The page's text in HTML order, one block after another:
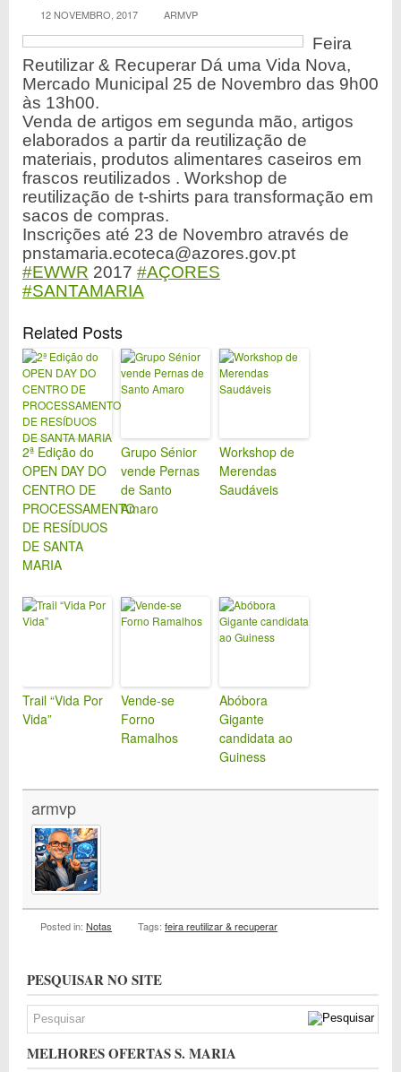
12 NOVEMBRO, 2017 ARMVP
Feira
Reutilizar & Recuperar Dá uma Vida Nova,
Mercado Municipal 25 de Novembro das 9h00
às 13h00.
Venda de artigos em segunda mão, artigos
elaborados a partir da reutilização de
materiais, produtos alimentares caseiros em
frascos reutilizados . Workshop de
reutilização de t-shirts para transformação em
sacos de compras.
Inscrições até 23 de Novembro através de
pnstamaria.ecoteca@azores.gov.pt
#EWWR 2017 #AÇORES
#SANTAMARIA
Related Posts
2ª Edição do
OPEN DAY DO
CENTRO DE
PROCESSAMENTO
DE RESÍDUOS
DE SANTA
MARIA
Grupo Sénior
vende Pernas
de Santo
Amaro
Workshop de
Merendas
Saudáveis
Trail “Vida Por
Vida”
Vende-se
Forno
Ramalhos
Abóbora
Gigante
candidata ao
Guiness
armvp
Posted in: Notas Tags: feira reutilizar & recuperar
PESQUISAR NO SITE
MELHORES OFERTAS S. MARIA